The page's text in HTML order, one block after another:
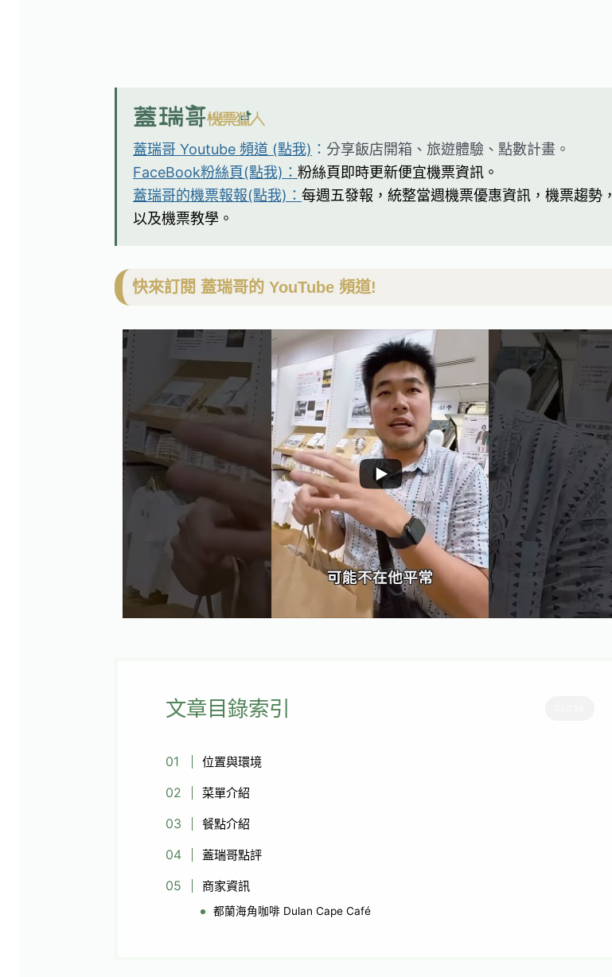
蓋瑞哥 Youtube 頻道 (點我) ： 分享飯店開箱、旅遊體驗、點數計畫。
FaceBook粉絲頁(點我)：粉絲頁即時更新便宜機票資訊。
蓋瑞哥的機票報報(點我)：每週五發報，統整當週機票優惠資訊，機票趨勢，
以及機票教學。
快來訂閱 蓋瑞哥的 YouTube 頻道!
文章目錄索引
位置與環境
菜單介紹
餐點介紹
蓋瑞哥點評
商家資訊
都蘭海角咖啡 Dulan Cape Café